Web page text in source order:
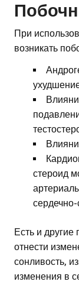
При
возникать
стероид
Есть и
отнести
сонливость,
изменения в